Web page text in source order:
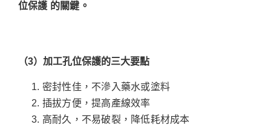
位保護 的關鍵。
（3）加工孔位保護的三大要點
密封性佳，不滲入藥水或塗料
插拔方便，提高產線效率
高耐久，不易破裂，降低耗材成本